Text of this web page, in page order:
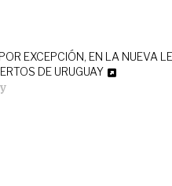
EXCEPCIÓN, EN LA NUEVA
DE URUGUAY